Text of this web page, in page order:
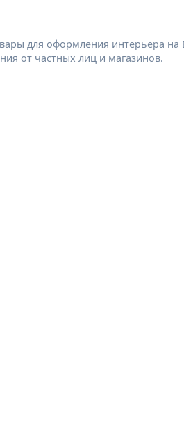
для оформления интерьера
от частных лиц и магазинов.